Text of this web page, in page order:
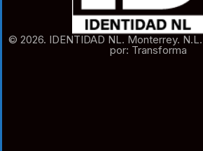
© 2026. IDENTIDAD NL. Monterrey.
por: Transforma